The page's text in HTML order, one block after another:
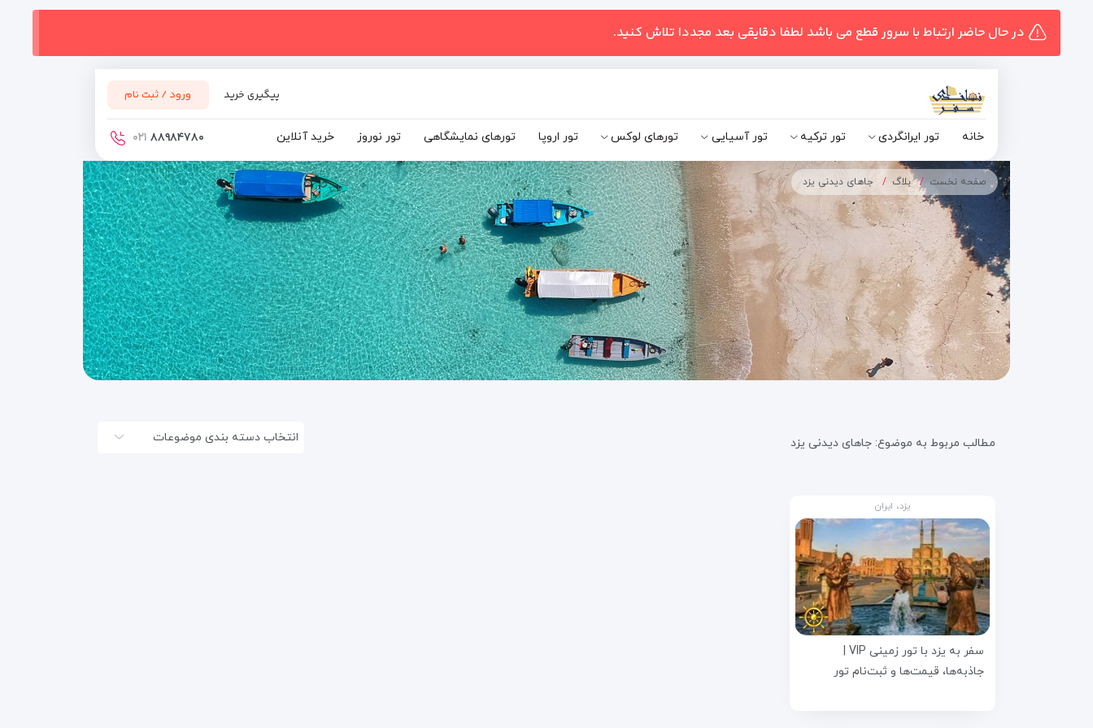
در حال حاضر ارتباط با سرور قطع می باشد لطفا دقایقی بعد مجددا تلاش کنید.
پیگیری خرید ورود / ثبت نام
خانه تور ایرانگردی تور ترکیه تور آسیایی تورهای لوکس تور اروپا تورهای نمایشگاهی تور نوروز خرید آنلاین ۸۸۹۸۴۷۸۰ ۰۲۱
صفحه نخست بلاگ جاهای دیدنی یزد
مطالب مربوط به موضوع: جاهای دیدنی یزد انتخاب دسته بندی موضوعات
یزد، ایران
جاذبه‌ها، قیمت‌ها و ثبت‌نام تور